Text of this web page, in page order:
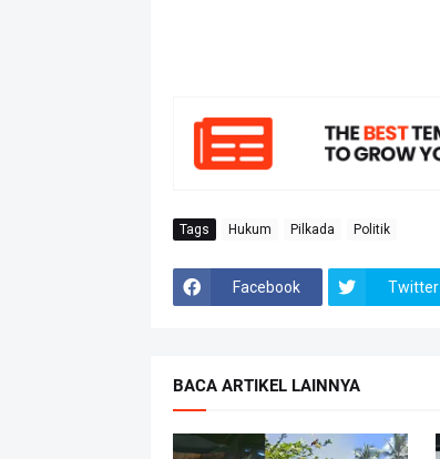
Tags Hukum Pilkada Politik
Facebook Twitter
BACA ARTIKEL LAINNYA